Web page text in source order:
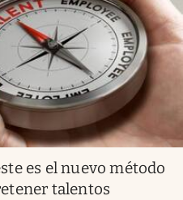
es el nuevo método
talentos